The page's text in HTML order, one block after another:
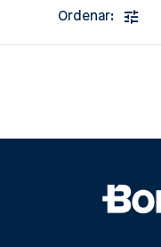
Ordenar: